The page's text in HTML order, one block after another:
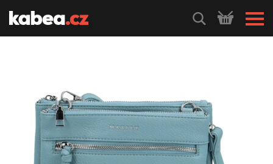
HLEDEJ